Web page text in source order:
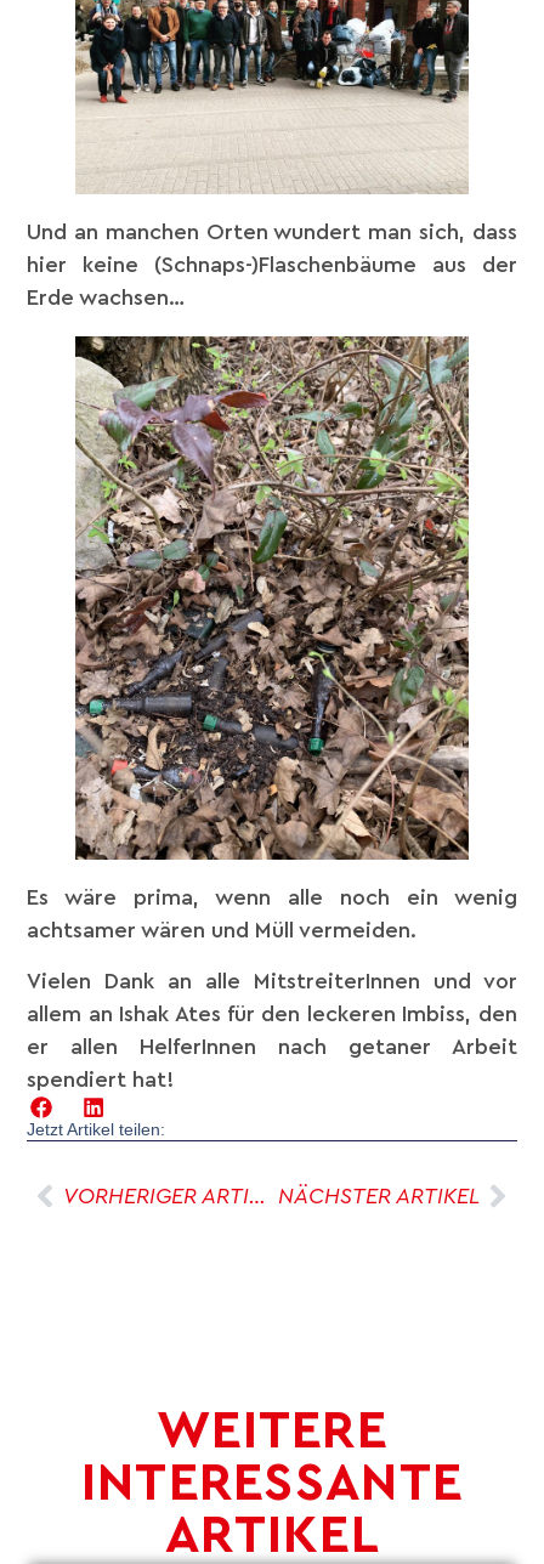
Und an manchen Orten wundert man sich, dass
hier keine (Schnaps-)Flaschenbäume aus der
Erde wachsen…
Es wäre prima, wenn alle noch ein wenig
achtsamer wären und Müll vermeiden.
Vielen Dank an alle MitstreiterInnen und vor
allem an Ishak Ates für den leckeren Imbiss, den
er allen HelferInnen nach getaner Arbeit
spendiert hat!
Jetzt Artikel teilen:
VORHERIGER ARTIKEL NÄCHSTER ARTIKEL
WEITERE
INTERESSANTE
ARTIKEL